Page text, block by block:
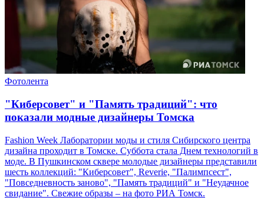
Фотолента
"Киберсовет" и "Память традиций": что
показали модные дизайнеры Томска
Fashion Week Лаборатории моды и стиля Сибирского центра
дизайна проходит в Томске. Суббота стала Днем технологий в
моде. В Пушкинском сквере молодые дизайнеры представили
шесть коллекций: "Киберсовет", Reverie, "Палимпсест",
"Повседневность заново", "Память традиций" и "Неудачное
свидание". Свежие образы – на фото РИА Томск.